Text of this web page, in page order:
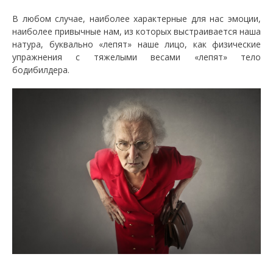
В любом случае, наиболее характерные для нас эмоции,
наиболее привычные нам, из которых выстраивается наша
натура, буквально «лепят» наше лицо, как физические
упражнения с тяжелыми весами «лепят» тело
бодибилдера.